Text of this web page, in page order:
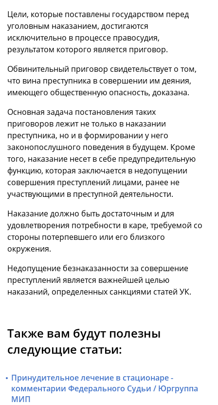
Цели, которые поставлены государством перед
уголовным наказанием, достигаются
исключительно в процессе правосудия,
результатом которого является приговор.
Обвинительный приговор свидетельствует о том,
что вина преступника в совершении им деяния,
имеющего общественную опасность, доказана.
Основная задача постановления таких
приговоров лежит не только в наказании
преступника, но и в формировании у него
законопослушного поведения в будущем. Кроме
того, наказание несет в себе предупредительную
функцию, которая заключается в недопущении
совершения преступлений лицами, ранее не
участвующими в преступной деятельности.
Наказание должно быть достаточным и для
удовлетворения потребности в каре, требуемой со
стороны потерпевшего или его близкого
окружения.
Недопущение безнаказанности за совершение
преступлений является важнейшей целью
наказаний, определенных санкциями статей УК.
Также вам будут полезны
следующие статьи:
Принудительное лечение в стационаре -
комментарии Федерального Судьи / Юргруппа
МИП